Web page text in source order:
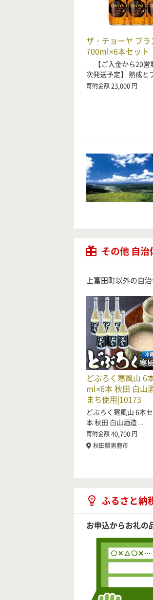
ザ・チョーヤ ブ
700ml×6本セット
【ご入金から20営
次発送予定】 熟成と
寄附金額23,000 円
その他 自
上富田町以外の自
どぶろく寒風山 6
ml×6本 秋田 白山
まち使用|10173
どぶろく寒風山 6本
本 秋田 白山酒造…
寄附金額40,700 円
秋田県男鹿市
ふるさと納
お申込からお礼の